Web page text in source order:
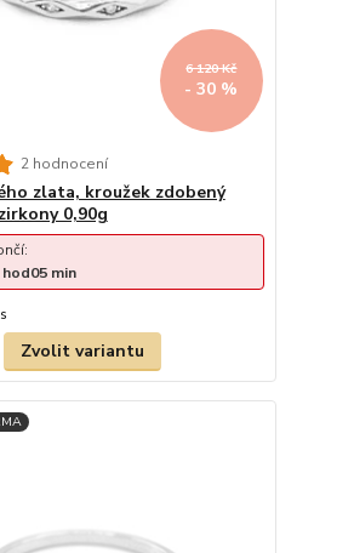
6 120 Kč
- 30 %
2 hodnocení
zlata, kroužek zdobený
0,90g
hod05 min
Zvolit variantu